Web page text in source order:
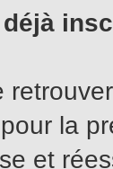
déjà
la
et